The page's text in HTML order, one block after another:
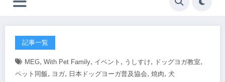
記事一覧
MEG, With Pet Family, イベント , うしすけ, ドッグヨガ教室,
ペット同飯, ヨガ, 日本ドッグヨーガ普及協会, 焼肉, 犬